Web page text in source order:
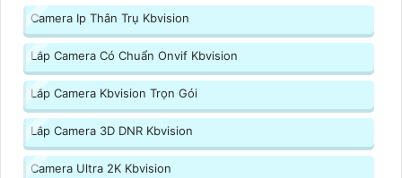
Camera Ip Thân Trụ Kbvision
Lắp Camera Có Chuẩn Onvif Kbvision
Lắp Camera Kbvision Trọn Gói
Lắp Camera 3D DNR Kbvision
Camera Ultra 2K Kbvision